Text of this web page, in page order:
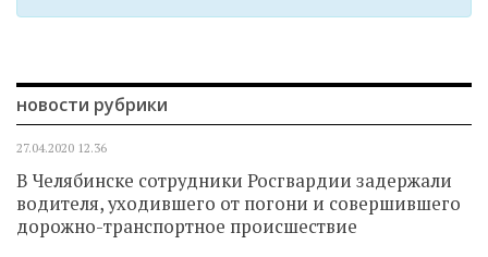
новости рубрики
27.04.2020 12.36
В Челябинске сотрудники Росгвардии задержали
водителя, уходившего от погони и совершившего
дорожно-транспортное происшествие